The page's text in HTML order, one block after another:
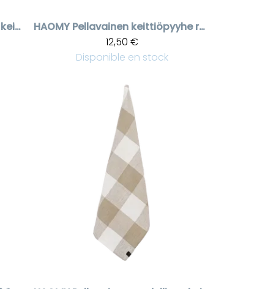
Vert foncé pellavainen keittiöpyyhe Come
HAOMY
Pellavainen keittiöpyyhe raitakuviolla
12,50 €
Disponible en stock